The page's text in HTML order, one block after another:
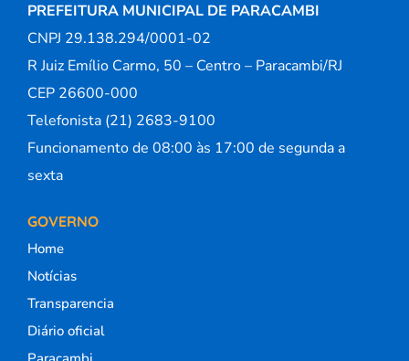
PREFEITURA MUNICIPAL DE PARACAMBI
CNPJ 29.138.294/0001-02
R Juiz Emílio Carmo, 50 – Centro – Paracambi/RJ
CEP 26600-000
Telefonista (21) 2683-9100
Funcionamento de 08:00 às 17:00 de segunda a
sexta
GOVERNO
Home
Notícias
Transparencia
Diário oficial